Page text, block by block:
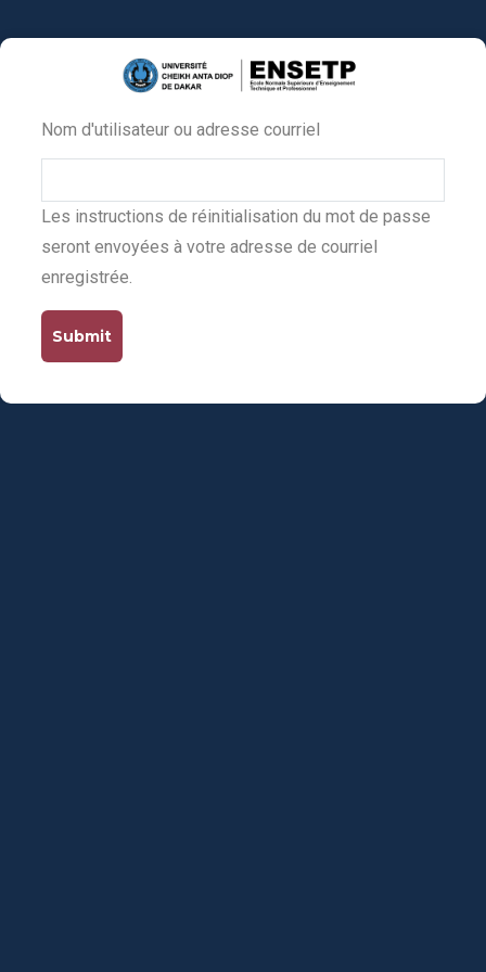
au
Primary
tabs
Nom d'utilisateur ou adresse courriel
Les instructions de réinitialisation du mot de passe
seront envoyées à votre adresse de courriel
enregistrée.